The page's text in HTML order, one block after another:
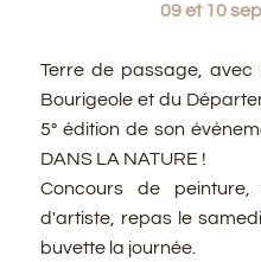
09 et 10
Terre de passage,
Bourigeole et du
5° édition de son
DANS LA NATURE !
Concours de peinture,
d'artiste, repas le
buvette la journée.